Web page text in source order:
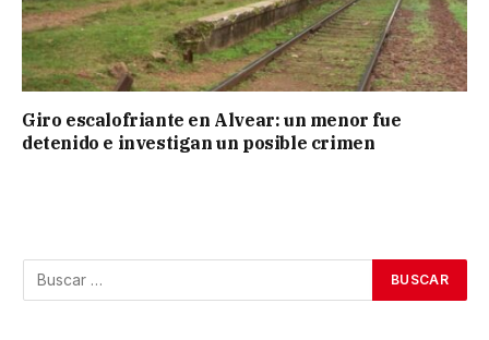
Giro escalofriante en Alvear: un menor fue
detenido e investigan un posible crimen